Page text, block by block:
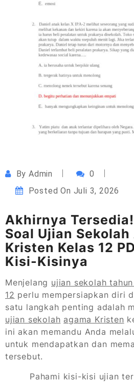
ByAdmin
0
Posted On Juli 3, 2026
Akhirnya
Soal Ujian Sekolah
Kristen Kelas 12
Kisi-Kisinya
Menjelang ujian sekolah
12 perlu mempersiapkan diri
satu langkah penting adalah
ujian sekolah agama Kristen
ini akan memandu Anda
untuk mendapatkan dan
tersebut.
Pahami kisi-kisi ujian